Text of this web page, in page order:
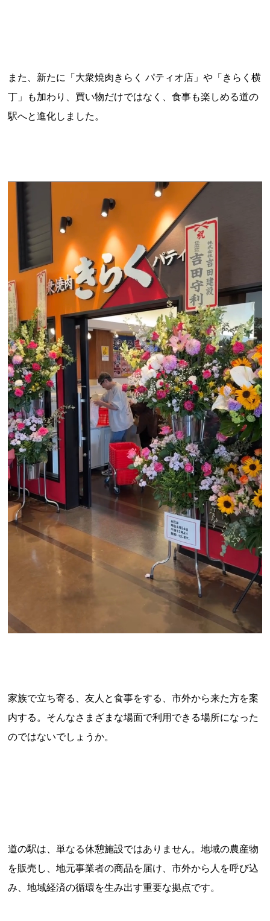
また、新たに「大衆焼肉きらく パティオ店」や「きらく横
丁」も加わり、買い物だけではなく、食事も楽しめる道の
駅へと進化しました。
家族で立ち寄る、友人と食事をする、市外から来た方を案
内する。そんなさまざまな場面で利用できる場所になった
のではないでしょうか。
道の駅は、単なる休憩施設ではありません。地域の農産物
を販売し、地元事業者の商品を届け、市外から人を呼び込
み、地域経済の循環を生み出す重要な拠点です。